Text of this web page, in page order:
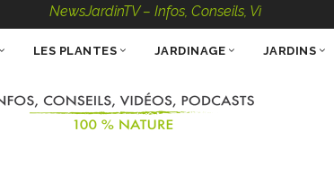
NewsJardinTV – Infos, Conseils, Vidéos, Podcasts –
LES PLANTES JARDINAGE JARDINS